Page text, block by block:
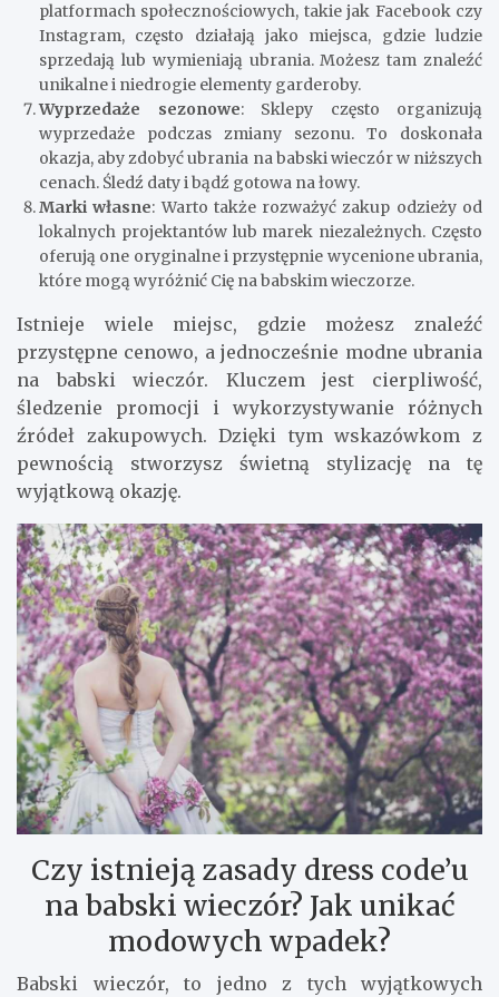
platformach społecznościowych, takie jak Facebook czy
Instagram, często działają jako miejsca, gdzie ludzie
sprzedają lub wymieniają ubrania. Możesz tam znaleźć
unikalne i niedrogie elementy garderoby.
Wyprzedaże sezonowe: Sklepy często organizują
wyprzedaże podczas zmiany sezonu. To doskonała
okazja, aby zdobyć ubrania na babski wieczór w niższych
cenach. Śledź daty i bądź gotowa na łowy.
Marki własne: Warto także rozważyć zakup odzieży od
lokalnych projektantów lub marek niezależnych. Często
oferują one oryginalne i przystępnie wycenione ubrania,
które mogą wyróżnić Cię na babskim wieczorze.
Istnieje wiele miejsc, gdzie możesz znaleźć
przystępne cenowo, a jednocześnie modne ubrania
na babski wieczór. Kluczem jest cierpliwość,
śledzenie promocji i wykorzystywanie różnych
źródeł zakupowych. Dzięki tym wskazówkom z
pewnością stworzysz świetną stylizację na tę
wyjątkową okazję.
Czy istnieją zasady dress code’u
na babski wieczór? Jak unikać
modowych wpadek?
Babski wieczór, to jedno z tych wyjątkowych